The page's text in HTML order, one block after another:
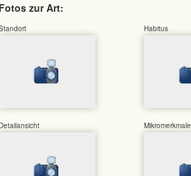
zur Art:
Habitus
Mikromerkmale